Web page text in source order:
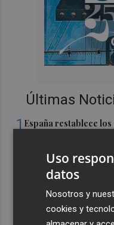
Últimas
1 España restablece
El homenaje a Ferran
Ferran Torres,
pueblo: "Allá donde
Uso
datos
Nosotros y
cookies y